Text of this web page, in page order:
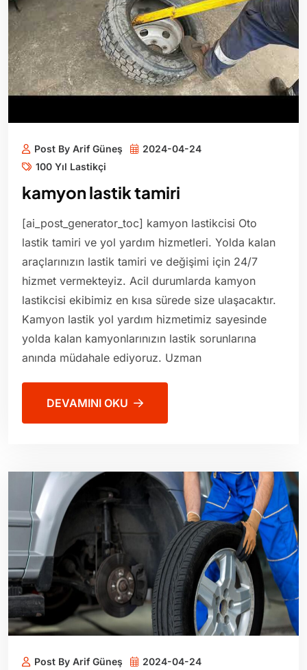
Post By Arif Güneş
2024-04-24
100 Yıl Lastikçi
kamyon lastik tamiri
[ai_post_generator_toc] kamyon lastikcisi Oto
lastik tamiri ve yol yardım hizmetleri. Yolda kalan
araçlarınızın lastik tamiri ve değişimi için 24/7
hizmet vermekteyiz. Acil durumlarda kamyon
lastikcisi ekibimiz en kısa sürede size ulaşacaktır.
Kamyon lastik yol yardım hizmetimiz sayesinde
yolda kalan kamyonlarınızın lastik sorunlarına
anında müdahale ediyoruz. Uzman
DEVAMINI OKU
Post By Arif Güneş 2024-04-24